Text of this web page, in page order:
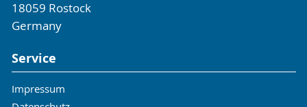
18059 Rostock
Germany
Service
Impressum